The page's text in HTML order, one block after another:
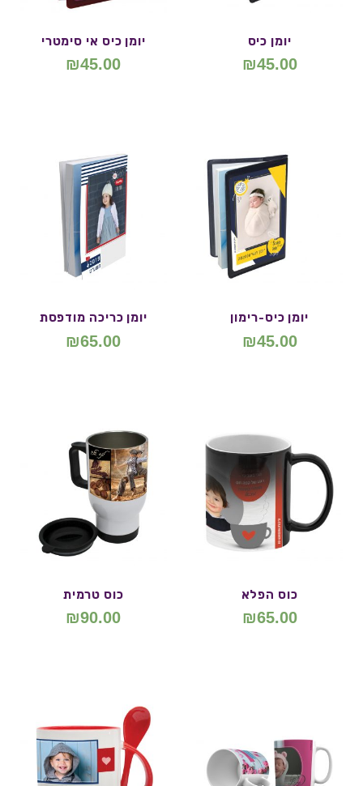
יומן כיס
₪45.00
יומן כיס אי סימטרי
₪45.00
יומן כיס-רימון
₪45.00
יומן כריכה מודפסת
₪65.00
כוס הפלא
₪65.00
כוס טרמית
₪90.00